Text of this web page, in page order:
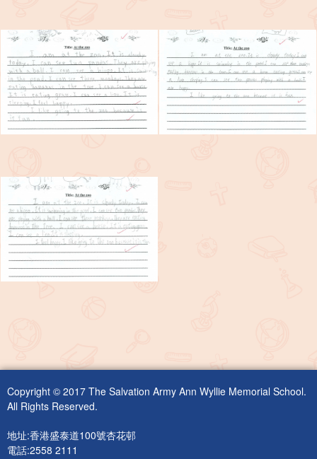
Copyright © 2017 The Salvation Army Ann Wyllie Memorial School.
All Rights Reserved.
地址:香港盛泰道100號杏花邨
電話:2558 2111